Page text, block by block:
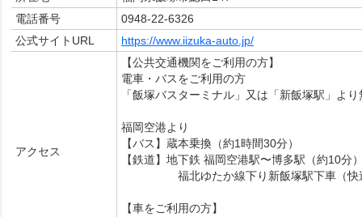
電話番号
0948-22-6326
公式サイトURL
https://www.iizuka-auto.jp/
アクセス
【公共交通機関をご利用の方】
電車・バスをご利用の方
「飯塚バスターミナル」又は「新飯塚駅」よ
福岡空港より
【バス】蔵本乗換（約1時間30分）
【鉄道】地下鉄 福岡空港駅〜博多駅（約10分
福北ゆたか線下り新飯塚駅下車（快
【車をご利用の方】